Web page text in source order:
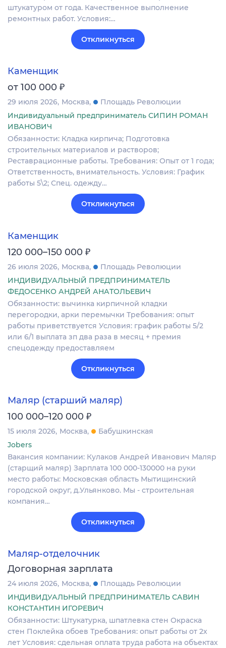
штукатуром от года. Качественное выполнение
ремонтных работ. Условия:…
Откликнуться
Каменщик
от 100 000 ₽
29 июля 2026 Москва
Площадь Революции
Индивидуальный предприниматель СИПИН РОМАН
ИВАНОВИЧ
Обязанности: Кладка кирпича; Подготовка
строительных материалов и растворов;
Реставрационные работы. Требования: Опыт от 1 года;
Ответственность, внимательность. Условия: График
работы 5\2; Спец. одежду…
Откликнуться
Каменщик
120 000–150 000 ₽
26 июля 2026 Москва
Площадь Революции
ИНДИВИДУАЛЬНЫЙ ПРЕДПРИНИМАТЕЛЬ
ФЕДОСЕНКО АНДРЕЙ АНАТОЛЬЕВИЧ
Обязанности: вычинка кирпичной кладки
перегородки, арки перемычки Требования: опыт
работы приветствуется Условия: график работы 5/2
или 6/1 выплата зп два раза в месяц + премия
спецодежду предоставляем
Откликнуться
Маляр (старший маляр)
100 000–120 000 ₽
15 июля 2026 Москва
Бабушкинская
Jobers
Вакансия компании: Кулаков Андрей Иванович Маляр
(старщий маляр) Зарплата 100 000-130000 на руки
место работы: Московская область Мытищинский
городской округ, д.Ульянково. Мы - строительная
компания…
Откликнуться
Маляр-отделочник
Договорная зарплата
24 июля 2026 Москва
Площадь Революции
ИНДИВИДУАЛЬНЫЙ ПРЕДПРИНИМАТЕЛЬ САВИН
КОНСТАНТИН ИГОРЕВИЧ
Обязанности: Штукатурка, шпатлевка стен Окраска
стен Поклейка обоев Требования: опыт работы от 2х
лет Условия: сдельная оплата труда работа на объектах